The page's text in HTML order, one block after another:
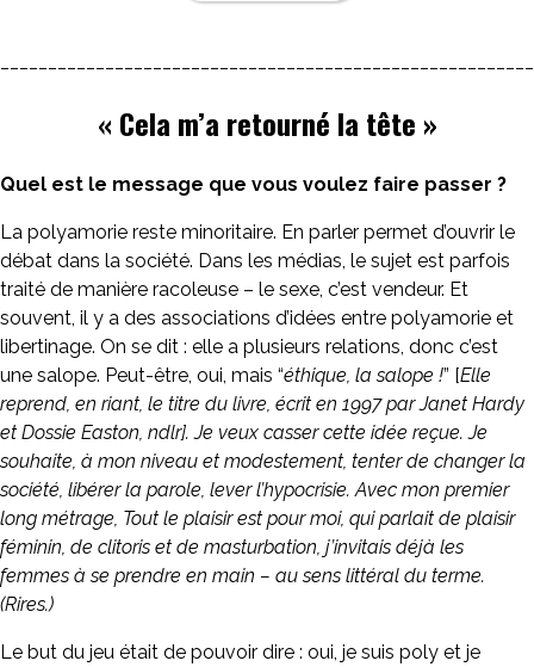
« Cela m’a retourné la tête »
Quel est le message que vous voulez faire passer ?
La polyamorie reste minoritaire. En parler permet d’ouvrir le
débat dans la société. Dans les médias, le sujet est parfois
traité de manière racoleuse – le sexe, c’est vendeur. Et
souvent, il y a des associations d’idées entre polyamorie et
libertinage. On se dit : elle a plusieurs relations, donc c’est
une salope. Peut-être, oui, mais “éthique, la salope !” [Elle
reprend, en riant, le titre du livre, écrit en 1997 par Janet Hardy
et Dossie Easton, ndlr]. Je veux casser cette idée reçue. Je
souhaite, à mon niveau et modestement, tenter de changer la
société, libérer la parole, lever l’hypocrisie. Avec mon premier
long métrage, Tout le plaisir est pour moi, qui parlait de plaisir
féminin, de clitoris et de masturbation, j’invitais déjà les
femmes à se prendre en main – au sens littéral du terme.
(Rires.)
Le but du jeu était de pouvoir dire : oui, je suis poly et je